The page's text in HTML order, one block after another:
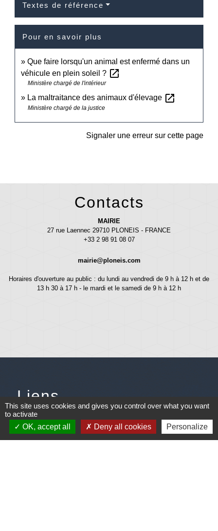
Textes de référence
Pour en savoir plus
Que faire lorsqu'un animal est enfermé dans un
véhicule en plein soleil ? open_in_new
Ministère chargé de l'intérieur
La maltraitance des animaux d'élevage open_in_new
Ministère chargé de la justice
Signaler une erreur sur cette page
Contacts
MAIRIE
27 rue Laennec 29710 PLONEIS - FRANCE
+33 2 98 91 08 07
mairie@ploneis.com
Horaires d'ouverture au public : du lundi au vendredi de 9 h à 12 h et de
13 h 30 à 17 h - le mardi et le samedi de 9 h à 12 h
Liens
Météo
This site uses cookies and gives you control over what you want
to activate
OK, accept all
Deny all cookies Personalize